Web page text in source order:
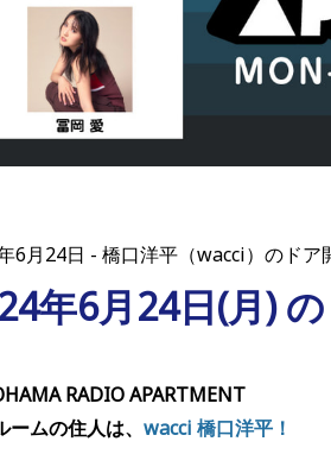
6月24日 橋口洋平（wacci）のドア
年6月24日(月)
RADIO APARTMENT
ームの住人は、 wacci 橋口洋平！